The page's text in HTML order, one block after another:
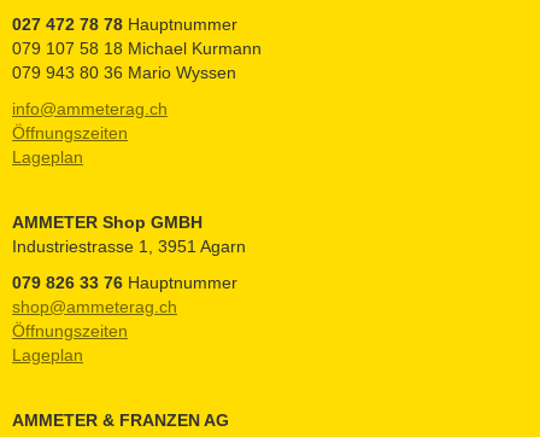
027 472 78 78 Hauptnummer
079 107 58 18 Michael Kurmann
079 943 80 36 Mario Wyssen
info@ammeterag.ch
Öffnungszeiten
Lageplan
AMMETER Shop GMBH
Industriestrasse 1, 3951 Agarn
079 826 33 76 Hauptnummer
shop@ammeterag.ch
Öffnungszeiten
Lageplan
AMMETER & FRANZEN AG